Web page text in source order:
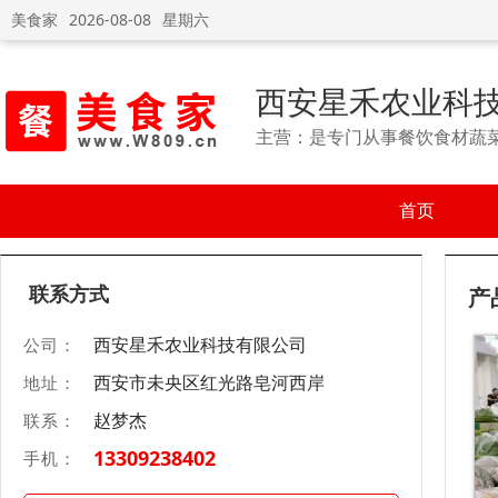
美食家 2026-08-08 星期六
西安星禾农业科
主营：是专门从事餐饮食材蔬
首页
联系方式
公司： 西安星禾农业科技有限公司
地址： 西安市未央区红光路皂河西岸
联系： 赵梦杰
手机： 13309238402
产